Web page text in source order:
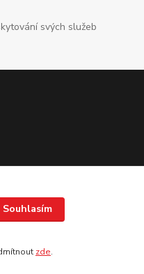
svých služeb
Souhlasím
zde.